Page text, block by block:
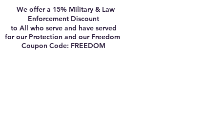
We offer a 15% Military & Law
Enforcement Discount
to All who serve and have served
for our Protection and our Freedom
Coupon Code: FREEDOM